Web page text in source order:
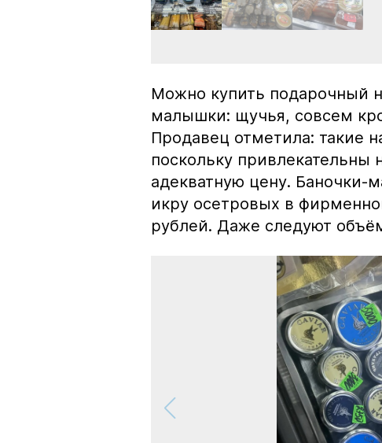
Можно купить подарочный
малышки: щучья, совсем
Продавец отметила: такие
поскольку
адекватную цену. Баночки-
икру осетровых в
рублей. Даже следуют